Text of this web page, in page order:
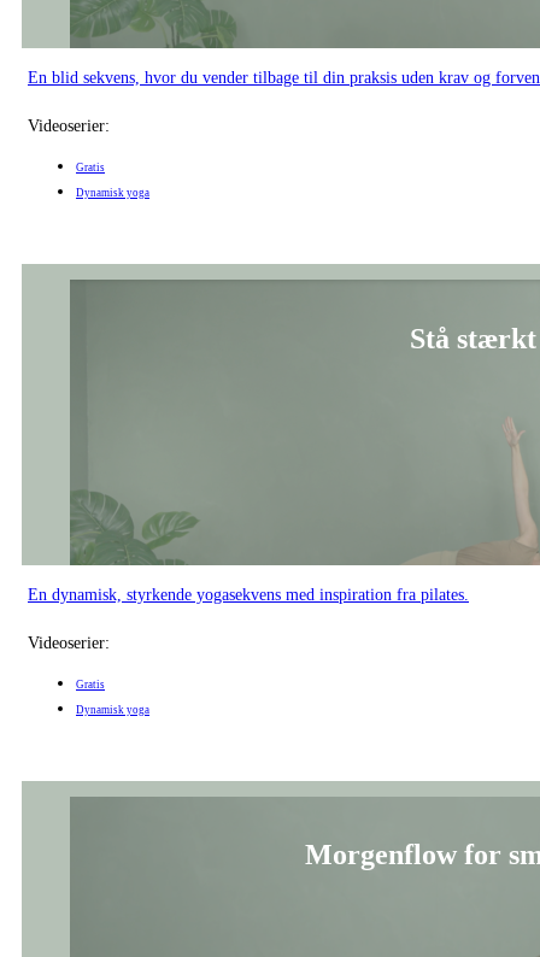
En blid sekvens, hvor du vender tilbage til din praksis uden krav og
Videoserier:
Gratis
Dynamisk yoga
Stå
En dynamisk, styrkende yogasekvens med inspiration fra pilates.
Videoserier:
Gratis
Dynamisk yoga
Morgenflow for